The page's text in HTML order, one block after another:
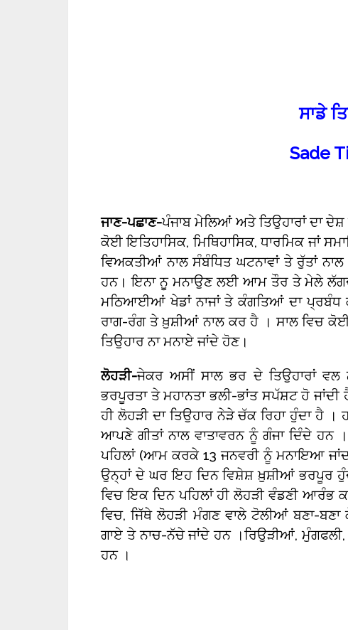
ਸਾਡੇ
Sade
ਜਾਣ-ਪਛਾਣ-ਪੰਜਾਬ ਮੇਲਿਆਂ ਅਤੇ ਤਿਉਹਾਰਾਂ ਦਾ
ਕੋਈ ਇਤਿਹਾਸਿਕ, ਮਿਥਿਹਾਸਿਕ, ਧਾਰਮਿਕ ਜਾਂ
ਵਿਅਕਤੀਆਂ ਨਾਲ ਸੰਬੰਧਿਤ ਘਟਨਾਵਾਂ ਤੇ ਰੁੱਤਾਂ
ਹਨ। ਇਨਾ ਨੂ ਮਨਾਉਣ ਲਈ ਆਮ ਤੌਰ ਤੇ ਮੇਲੇ ਲੱਗਦੇ
ਮਠਿਆਈਆਂ ਖੇਡਾਂ ਨਾਜਾਂ ਤੇ ਕੰਗਤਿਆਂ ਦਾ ਪ੍ਰਬੰਧ
ਰਾਗ-ਰੰਗ ਤੇ ਖ਼ੁਸ਼ੀਆਂ ਨਾਲ ਕਰ ਹੈ । ਸਾਲ ਵਿਚ ਕੋਈ
ਤਿਉਹਾਰ ਨਾ ਮਨਾਏ ਜਾਂਦੇ ਹੋਣ।
ਲੋਹੜੀ-ਜੇਕਰ ਅਸੀਂ ਸਾਲ ਭਰ ਦੇ ਤਿਉਹਾਰਾਂ ਵਲ
ਭਰਪੂਰਤਾ ਤੇ ਮਹਾਨਤਾ ਭਲੀ-ਭਾਂਤ ਸਪੱਸ਼ਟ ਹੋ
ਹੀ ਲੋਹੜੀ ਦਾ ਤਿਉਹਾਰ ਨੇੜੇ ਚੱਕ ਰਿਹਾ ਹੁੰਦਾ ਹੈ
ਆਪਣੇ ਗੀਤਾਂ ਨਾਲ ਵਾਤਾਵਰਨ ਨੂੰ ਗੰਜਾ ਦਿੰਦੇ ਹਨ
ਪਹਿਲਾਂ (ਆਮ ਕਰਕੇ 13 ਜਨਵਰੀ ਨੂੰ ਮਨਾਇਆ
ਉਨ੍ਹਾਂ ਦੇ ਘਰ ਇਹ ਦਿਨ ਵਿਸ਼ੇਸ਼ ਖ਼ੁਸ਼ੀਆਂ ਭਰਪੂਰ
ਵਿਚ ਇਕ ਦਿਨ ਪਹਿਲਾਂ ਹੀ ਲੋਹੜੀ ਵੰਡਣੀ ਆਰੰਭ
ਵਿਚ, ਜਿੱਥੇ ਲੋਹੜੀ ਮੰਗਣ ਵਾਲੇ ਟੋਲੀਆਂ ਬਣਾ-
ਗਾਏ ਤੇ ਨਾਚ-ਨੱਚੇ ਜਾਂਦੇ ਹਨ ।ਰਿਉੜੀਆਂ,
ਹਨ ।